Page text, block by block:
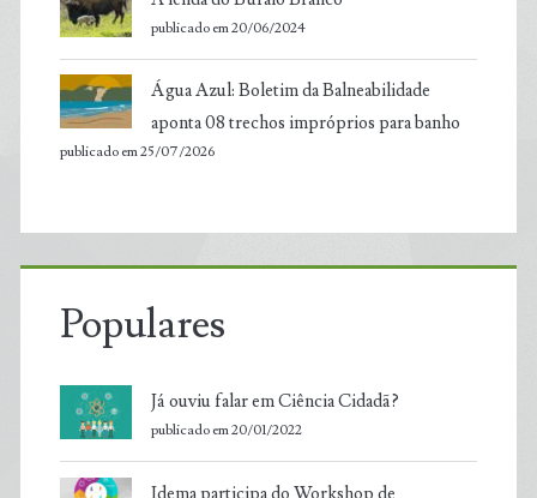
publicado em 20/06/2024
Água Azul: Boletim da Balneabilidade
aponta 08 trechos impróprios para banho
publicado em 25/07/2026
Populares
Já ouviu falar em Ciência Cidadã?
publicado em 20/01/2022